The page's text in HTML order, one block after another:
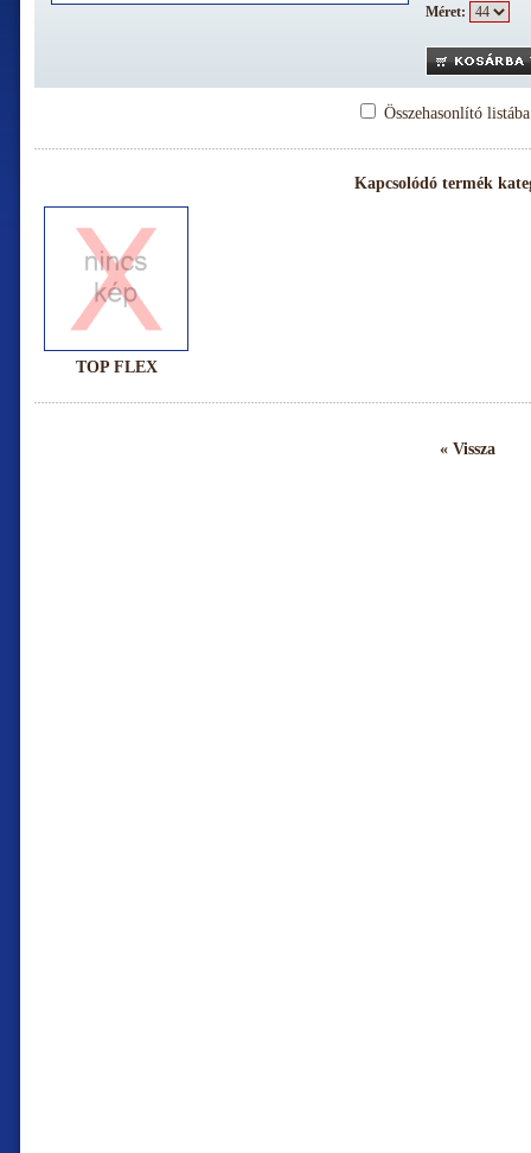
Méret:
Összehasonlító
Kapcsolódó termék
TOP FLEX
« Vissza